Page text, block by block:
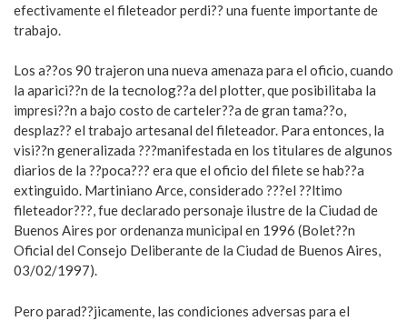
efectivamente el fileteador perdi?? una fuente importante de
trabajo.
Los a??os 90 trajeron una nueva amenaza para el oficio, cuando
la aparici??n de la tecnolog??a del plotter, que posibilitaba la
impresi??n a bajo costo de carteler??a de gran tama??o,
desplaz?? el trabajo artesanal del fileteador. Para entonces, la
visi??n generalizada ???manifestada en los titulares de algunos
diarios de la ??poca??? era que el oficio del filete se hab??a
extinguido. Martiniano Arce, considerado ???el ??ltimo
fileteador???, fue declarado personaje ilustre de la Ciudad de
Buenos Aires por ordenanza municipal en 1996 (Bolet??n
Oficial del Consejo Deliberante de la Ciudad de Buenos Aires,
03/02/1997).
Pero parad??jicamente, las condiciones adversas para el